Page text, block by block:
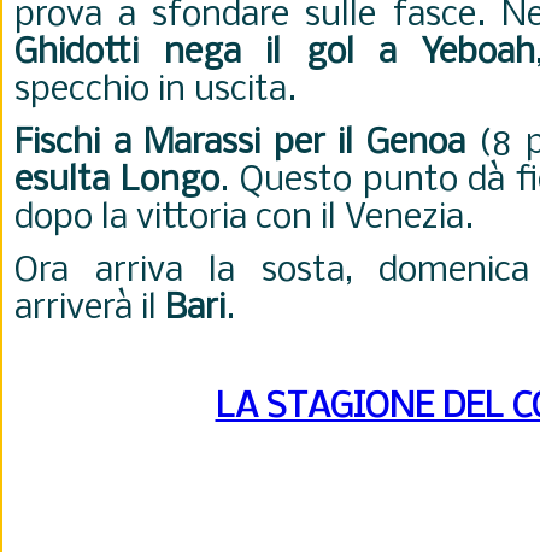
prova a sfondare sulle fasce.
Ghidotti nega il gol a Yeboah
specchio in uscita.
Fischi a Marassi per il Genoa(8
esulta Longo. Questo punto dà
dopo la vittoria con il Venezia.
Ora arriva la sosta,
arriverà il Bari.
LA STAGIONE DEL